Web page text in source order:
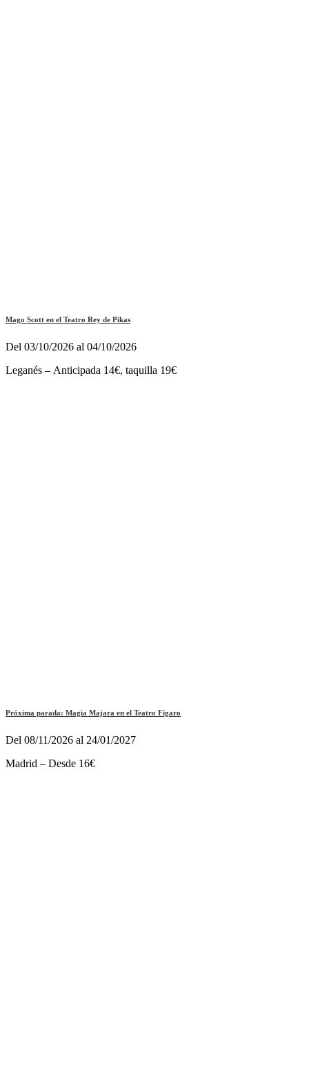
Mago Scott en el Teatro Rey de Pikas
Del 03/10/2026 al 04/10/2026
Leganés – Anticipada 14€, taquilla 19€
Próxima parada: Magia Majara en el Teatro Fígaro
Del 08/11/2026 al 24/01/2027
Madrid – Desde 16€